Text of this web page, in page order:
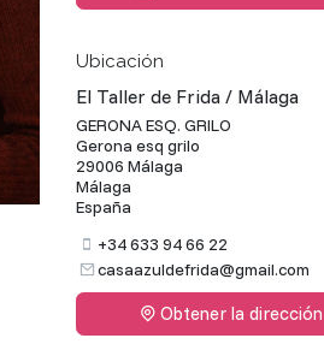
Ubicación
El Taller de Frida / Málaga
GERONA ESQ. GRILO
Gerona esq grilo
29006 Málaga
Málaga
España
+34 633 94 66 22
casaazuldefrida@gmail.com
Obtener la dirección